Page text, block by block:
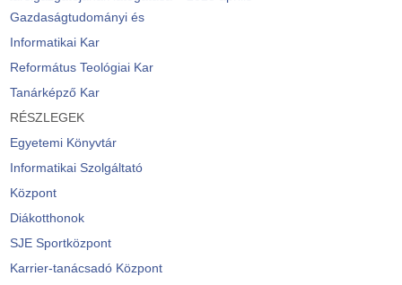
Gazdaságtudományi és
Informatikai Kar
Református Teológiai Kar
Tanárképző Kar
RÉSZLEGEK
Egyetemi Könyvtár
Informatikai Szolgáltató
Központ
Diákotthonok
SJE Sportközpont
Karrier-tanácsadó Központ